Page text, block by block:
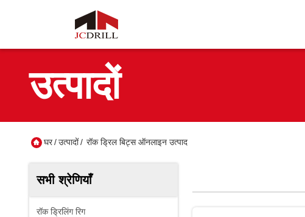
उत्पादों
घर/उत्पादों/ रॉक ड्रिल बिट्स ऑनलाइन उत्पाद
सभी श्रेणियाँ
रॉक ड्रिलिंग रिग